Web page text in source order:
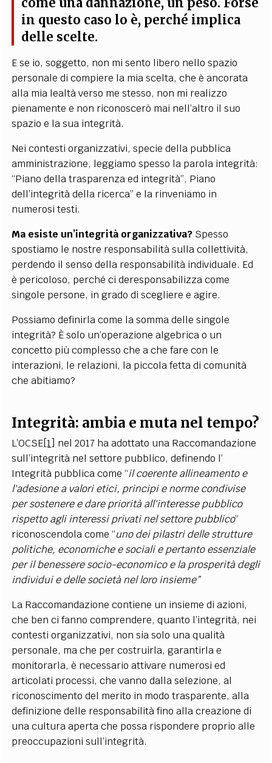
in questo caso lo è, perché implica
delle scelte.
E se io, soggetto, non mi sento libero nello spazio
personale di compiere la mia scelta, che è ancorata
alla mia lealtà verso me stesso, non mi realizzo
pienamente e non riconoscerò mai nell’altro il suo
spazio e la sua integrità.
Nei contesti organizzativi, specie della pubblica
amministrazione, leggiamo spesso la parola integrità:
“Piano della trasparenza ed integrità”, Piano
dell’integrità della ricerca” e la rinveniamo in
numerosi testi.
Ma esiste un’integrità organizzativa? Spesso
spostiamo le nostre responsabilità sulla collettività,
perdendo il senso della responsabilità individuale. Ed
è pericoloso, perché ci deresponsabilizza come
singole persone, in grado di scegliere e agire.
Possiamo definirla come la somma delle singole
integrità? È solo un’operazione algebrica o un
concetto più complesso che a che fare con le
interazioni, le relazioni, la piccola fetta di comunità
che abitiamo?
Integrità: ambia e muta nel tempo?
L’OCSE[1] nel 2017 ha adottato una Raccomandazione
sull’integrità nel settore pubblico, definendo l’
Integrità pubblica come “il coerente allineamento e
l'adesione a valori etici, principi e norme condivise
per sostenere e dare priorità all'interesse pubblico
rispetto agli interessi privati nel settore pubblico”
riconoscendola come “uno dei pilastri delle strutture
politiche, economiche e sociali e pertanto essenziale
per il benessere socio-economico e la prosperità degli
individui e delle società nel loro insieme”
La Raccomandazione contiene un insieme di azioni,
che ben ci fanno comprendere, quanto l’integrità, nei
contesti organizzativi, non sia solo una qualità
personale, ma che per costruirla, garantirla e
monitorarla, è necessario attivare numerosi ed
articolati processi, che vanno dalla selezione, al
riconoscimento del merito in modo trasparente, alla
definizione delle responsabilità fino alla creazione di
una cultura aperta che possa rispondere proprio alle
preoccupazioni sull’integrità.